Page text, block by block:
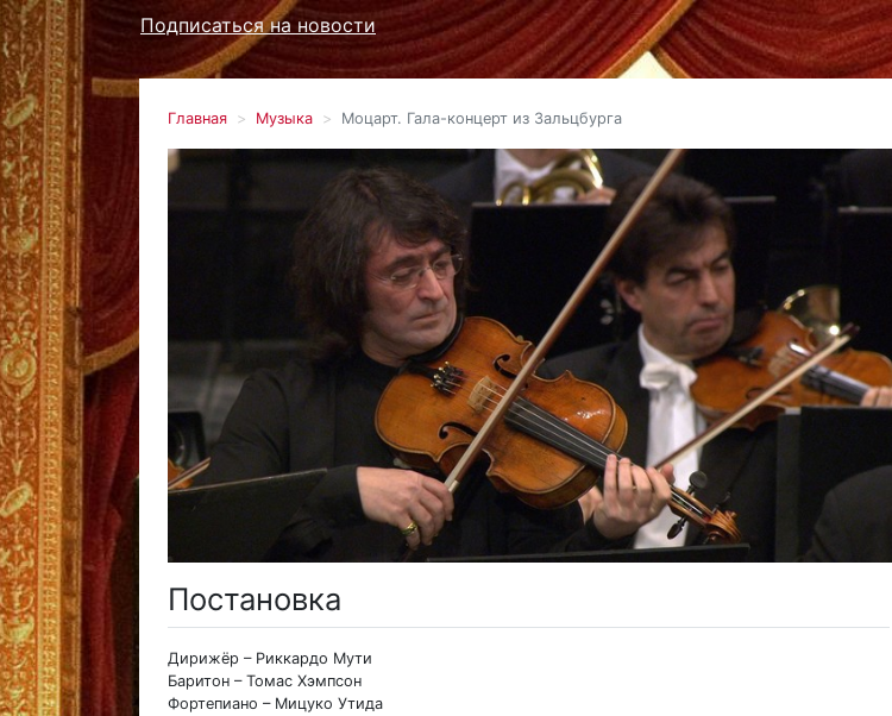
Подписаться на новости
Главная Музыка Моцарт. Гала-концерт из Зальцбурга
Постановка
Дирижёр – Риккардо Мути
Баритон – Томас Хэмпсон
Фортепиано – Мицуко Утида